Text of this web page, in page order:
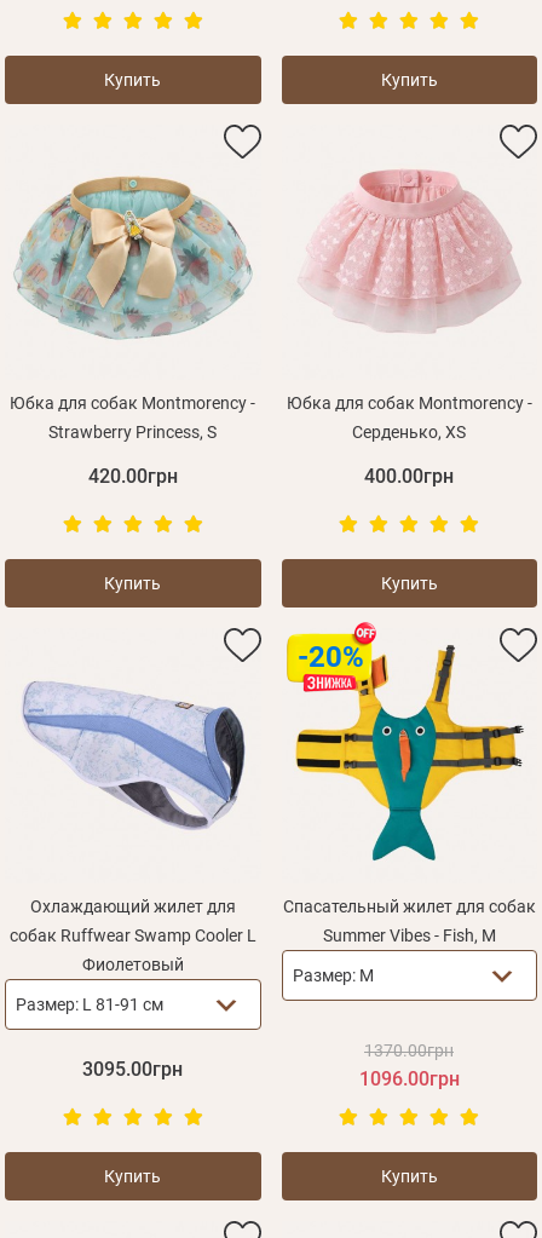
Купить Купить
Юбка для собак Montmorency -
Strawberry Princess, S
420.00грн
Купить
Юбка для собак Montmorency -
Серденько, XS
400.00грн
Купить
Охлаждающий жилет для
собак Ruffwear Swamp Cooler L
Фиолетовый
Размер: L 81-91 см
3095.00грн
Купить
-20%
Спасательный жилет для собак
Summer Vibes - Fish, M
Размер: M
1370.00грн
1096.00грн
Купить